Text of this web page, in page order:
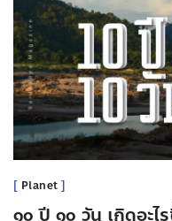
Planet
๑๐ ปี ๑๐ วัน เกิดอะ